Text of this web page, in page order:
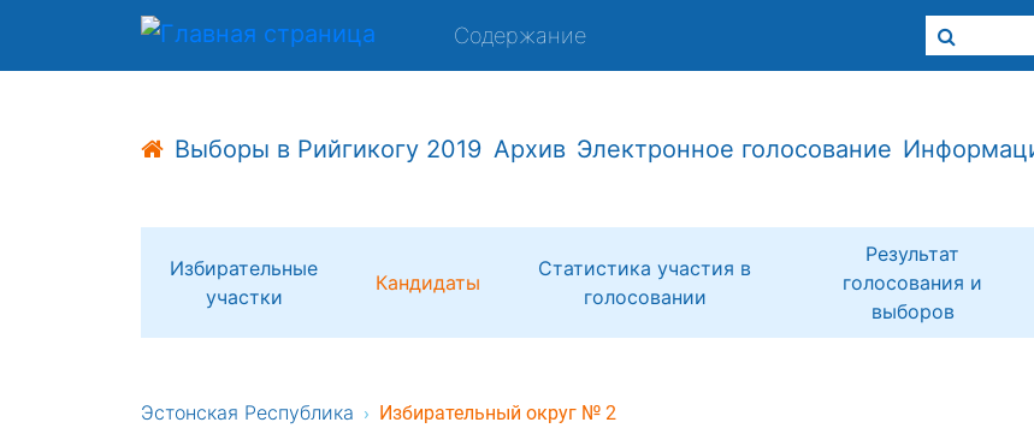
Содержание
Выборы в Рийгикогу 2019 Архив Электронное голосование
Избирательные
участки
Кандидаты
Статистика участия в
голосовании
Результат
голосования и
выборов
Эстонская Республика Избирательный округ № 2